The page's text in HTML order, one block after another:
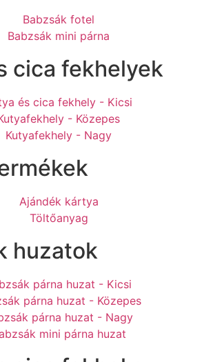
Babzsák fotel
Babzsák mini párna
cica fekhelyek
és cica fekhely - Kicsi
- Közepes
Kutyafekhely - Nagy
Ajándék kártya
Töltőanyag
huzatok
párna huzat - Kicsi
párna huzat - Közepes
párna huzat - Nagy
mini párna huzat